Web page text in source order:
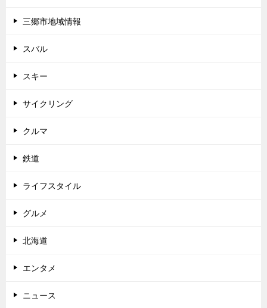
三郷市地域情報
スバル
スキー
サイクリング
クルマ
鉄道
ライフスタイル
グルメ
北海道
エンタメ
ニュース